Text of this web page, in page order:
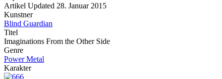
Artikel Updated 28. Januar 2015
Kunstner
Blind Guardian
Titel
Imaginations From the Other Side
Genre
Power Metal
Karakter